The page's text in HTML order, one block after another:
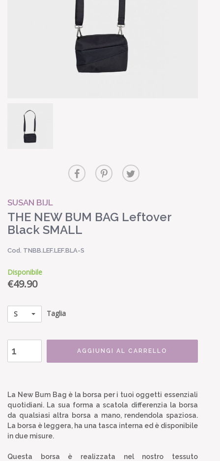
SUSAN BIJL
THE NEW BUM BAG Leftover
Black SMALL
Cod. TNBB.LEF.LEF.BLA-S
Disponibile
€49.90
S Taglia
AGGIUNGI AL CARRELLO
La New Bum Bag è la borsa per i tuoi oggetti essenziali
quotidiani. La sua forma a scatola differenzia la borsa
da qualsiasi altra borsa a mano, rendendola spaziosa.
La borsa è leggera, ha una tasca interna ed è disponibile
in due misure.
Questa borsa è realizzata nel nostro tessuto